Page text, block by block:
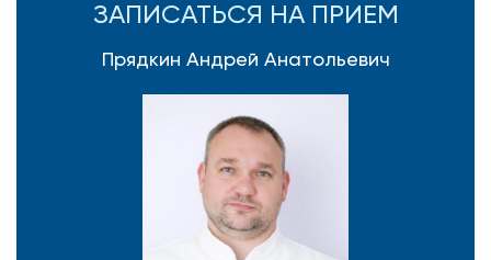
ЗАПИСАТЬСЯ НА ПРИЕМ
Прядкин Андрей Анатольевич